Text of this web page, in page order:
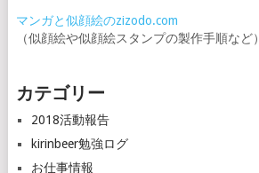
マンガと似顔絵のzizodo.com
（似顔絵や似顔絵スタンプの製作手順など）
カテゴリー
2018活動報告
kirinbeer勉強ログ
お仕事情報